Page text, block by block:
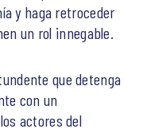
y haga retroceder
un rol innegable.
que detenga
con un
actores del